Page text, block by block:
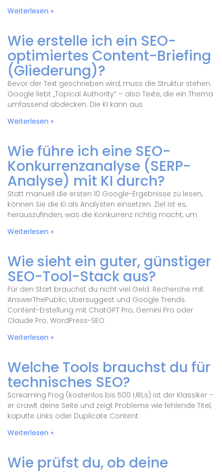
Weiterlesen »
Wie erstelle ich ein SEO-
optimiertes Content-Briefing
(Gliederung)?
Bevor der Text geschrieben wird, muss die Struktur stehen.
Google liebt „Topical Authority“ – also Texte, die ein Thema
umfassend abdecken. Die KI kann aus
Weiterlesen »
Wie führe ich eine SEO-
Konkurrenzanalyse (SERP-
Analyse) mit KI durch?
Statt manuell die ersten 10 Google-Ergebnisse zu lesen,
können Sie die KI als Analysten einsetzen. Ziel ist es,
herauszufinden, was die Konkurrenz richtig macht, um
Weiterlesen »
Wie sieht ein guter, günstiger
SEO-Tool-Stack aus?
Für den Start brauchst du nicht viel Geld: Recherche mit
AnswerThePublic, Ubersuggest und Google Trends.
Content-Erstellung mit ChatGPT Pro, Gemini Pro oder
Claude Pro. WordPress-SEO
Weiterlesen »
Welche Tools brauchst du für
technisches SEO?
Screaming Frog (kostenlos bis 500 URLs) ist der Klassiker –
er crawlt deine Seite und zeigt Probleme wie fehlende Titel,
kaputte Links oder Duplicate Content.
Weiterlesen »
Wie prüfst du, ob deine